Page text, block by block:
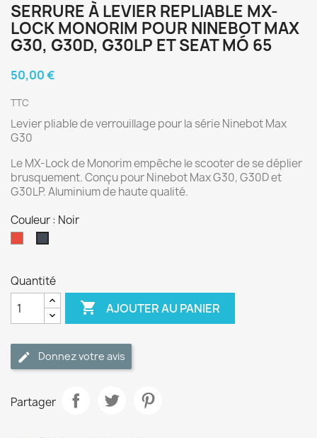
SERRURE À LEVIER REPLIABLE MX-
LOCK MONORIM POUR NINEBOT MAX
G30, G30D, G30LP ET SEAT MÓ 65
50,00 €
TTC
Levier pliable de verrouillage pour la série Ninebot Max
G30
Le MX-Lock de Monorim empêche le scooter de se déplier
brusquement. Conçu pour Ninebot Max G30, G30D et
G30LP. Aluminium de haute qualité.
Couleur : Noir
Quantité
 AJOUTER AU PANIER
Donnez votre avis
Partager